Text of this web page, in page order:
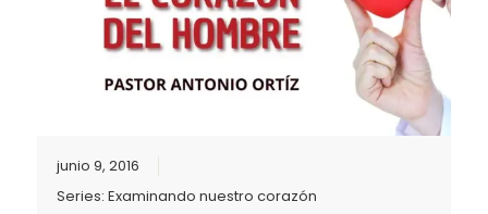
junio 9, 2016
Series: Examinando nuestro corazón